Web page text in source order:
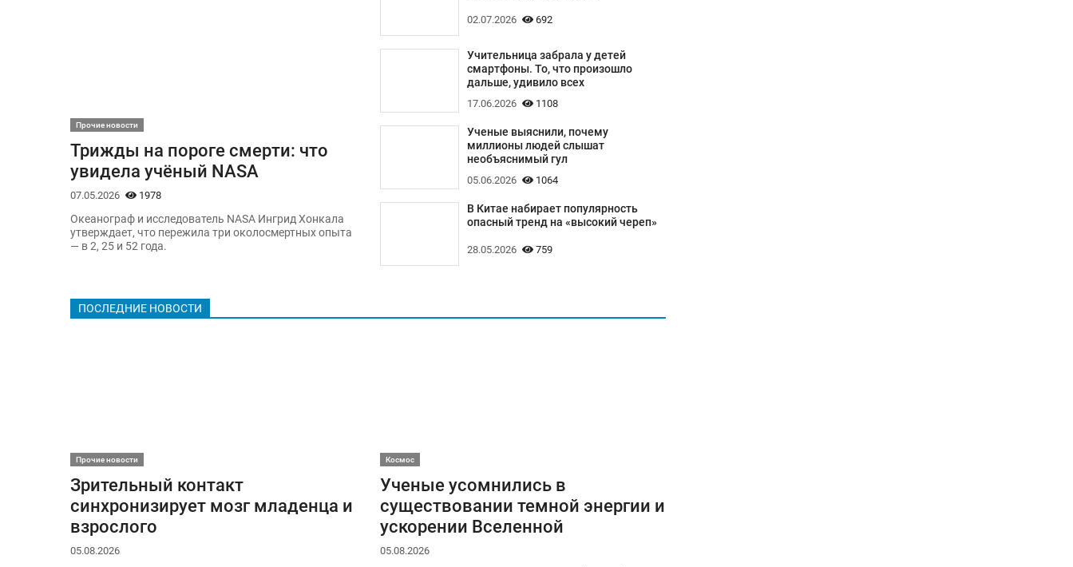
Прочие новости
Трижды на пороге смерти: что
увидела учёный NASA
07.05.2026 1978
Океанограф и исследователь NASA Ингрид Хонкала
утверждает, что пережила три околосмертных опыта
— в 2, 25 и 52 года.
02.07.2026 692
Учительница забрала у детей
смартфоны. То, что произошло
дальше, удивило всех
17.06.2026 1108
Ученые выяснили, почему
миллионы людей слышат
необъяснимый гул
05.06.2026 1064
В Китае набирает популярность
опасный тренд на «высокий череп»
28.05.2026 759
ПОСЛЕДНИЕ НОВОСТИ
Прочие новости
Зрительный контакт
синхронизирует мозг младенца и
взрослого
05.08.2026
Космос
Ученые усомнились в
существовании темной энергии и
ускорении Вселенной
05.08.2026